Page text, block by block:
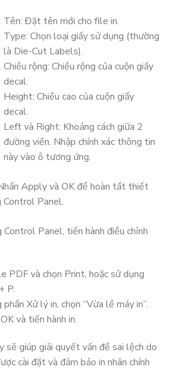
Tên: Đặt tên mới cho file in.
Type: Chọn loại giấy sử dụng (thường
là Die-Cut Labels).
Chiều rộng: Chiều rộng của cuộn giấy
decal.
Height: Chiều cao của cuộn giấy
decal.
Left và Right: Khoảng cách giữa 2
đường viền. Nhập chính xác thông tin
này vào ô tương ứng.
Apply và OK để hoàn tất thiết
Panel.
Panel, tiến hành điều chỉnh
PDF và chọn Print, hoặc sử dụng
P.
Xử lý in, chọn “Vừa lề máy in”.
và tiến hành in.
sẽ giúp giải quyết vấn đề sai lệch do
cài đặt và đảm bảo in nhãn chính